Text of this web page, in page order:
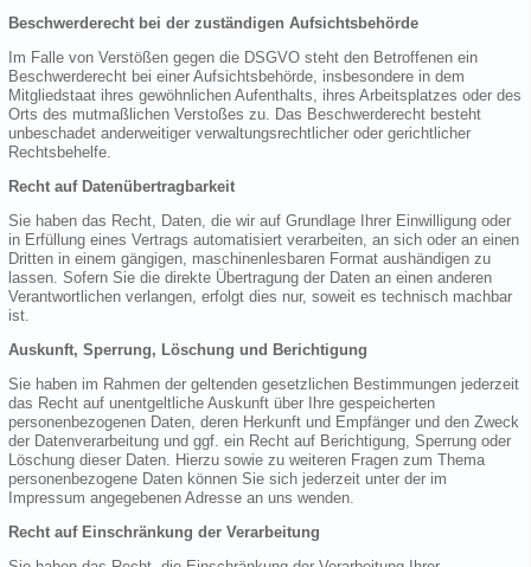
Beschwerderecht bei der zuständigen Aufsichtsbehörde
Im Falle von Verstößen gegen die DSGVO steht den Betroffenen ein
Beschwerderecht bei einer Aufsichtsbehörde, insbesondere in dem
Mitgliedstaat ihres gewöhnlichen Aufenthalts, ihres Arbeitsplatzes oder des
Orts des mutmaßlichen Verstoßes zu. Das Beschwerderecht besteht
unbeschadet anderweitiger verwaltungsrechtlicher oder gerichtlicher
Rechtsbehelfe.
Recht auf Datenübertragbarkeit
Sie haben das Recht, Daten, die wir auf Grundlage Ihrer Einwilligung oder
in Erfüllung eines Vertrags automatisiert verarbeiten, an sich oder an einen
Dritten in einem gängigen, maschinenlesbaren Format aushändigen zu
lassen. Sofern Sie die direkte Übertragung der Daten an einen anderen
Verantwortlichen verlangen, erfolgt dies nur, soweit es technisch machbar
ist.
Auskunft, Sperrung, Löschung und Berichtigung
Sie haben im Rahmen der geltenden gesetzlichen Bestimmungen jederzeit
das Recht auf unentgeltliche Auskunft über Ihre gespeicherten
personenbezogenen Daten, deren Herkunft und Empfänger und den Zweck
der Datenverarbeitung und ggf. ein Recht auf Berichtigung, Sperrung oder
Löschung dieser Daten. Hierzu sowie zu weiteren Fragen zum Thema
personenbezogene Daten können Sie sich jederzeit unter der im
Impressum angegebenen Adresse an uns wenden.
Recht auf Einschränkung der Verarbeitung